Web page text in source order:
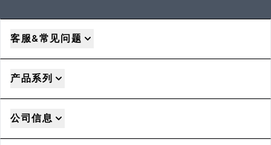
客服&常见问题
产品系列
公司信息